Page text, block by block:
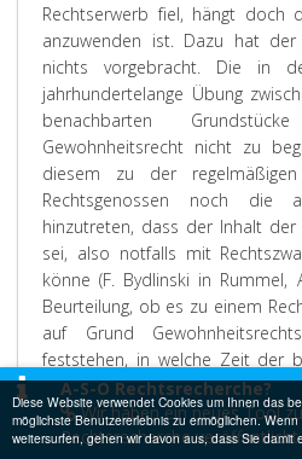
Diese Website verwendet Cookies um Ihnen das
möglichste Benutzererlebnis zu ermöglichen. Wenn
weitersurfen, gehen wir davon aus, dass Sie damit
Rechtserwerb fiel, hängt doch
anzuwenden ist. Dazu hat
nichts vorgebracht. Die in
jahrhundertelange Übung
benachbarten
Gewohnheitsrecht nicht zu
diesem zu der
Rechtsgenossen noch die
hinzutreten, dass der Inhalt
sei, also notfalls mit
könne (F. Bydlinski in Rummel,
Beurteilung, ob es zu einem
auf Grund
feststehen, in welche Zeit der
fiel, hängt doch davon ab,
Dazu hat der Kläger in erster
Die in der Revision behauptete
A-S-O Rechtsrecherche?
Wir haben ein neues Tool
Rechtsrecherche